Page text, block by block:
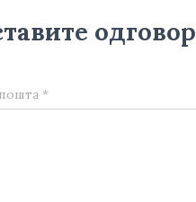
одговор
*